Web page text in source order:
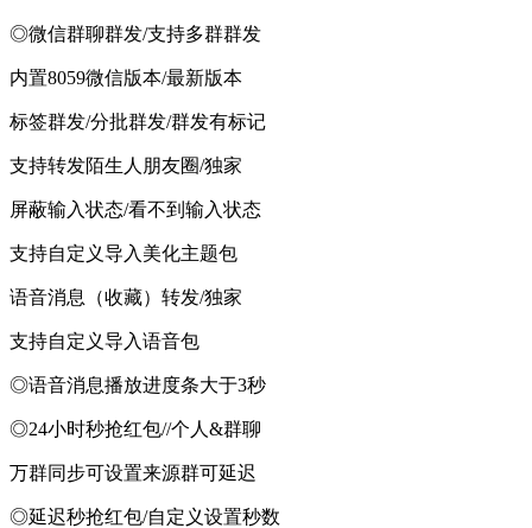
◎微信群聊群发/支持多群群发
内置8059微信版本/最新版本
标签群发/分批群发/群发有标记
支持转发陌生人朋友圈/独家
屏蔽输入状态/看不到输入状态
支持自定义导入美化主题包
语音消息（收藏）转发/独家
支持自定义导入语音包
◎语音消息播放进度条大于3秒
◎24小时秒抢红包//个人&群聊
万群同步可设置来源群可延迟
◎延迟秒抢红包/自定义设置秒数